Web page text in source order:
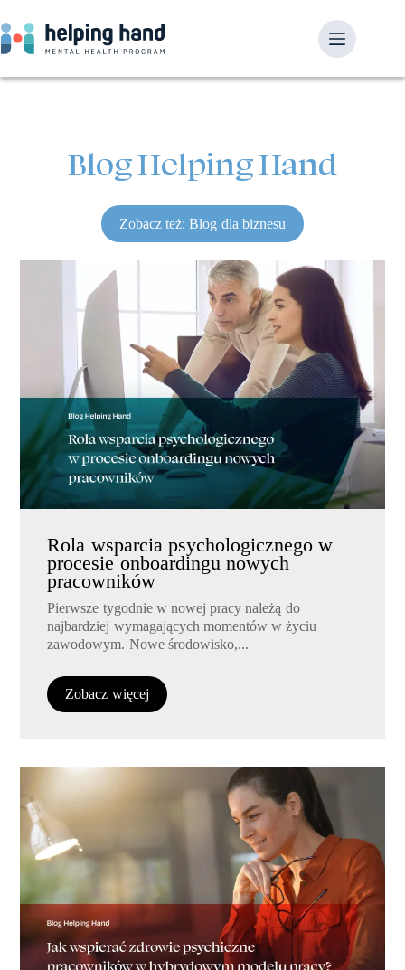
Blog Helping Hand
Zobacz też: Blog dla biznesu
Rola wsparcia psychologicznego w
procesie onboardingu nowych
pracowników
Pierwsze tygodnie w nowej pracy należą do
najbardziej wymagających momentów w życiu
zawodowym. Nowe środowisko,...
Zobacz więcej